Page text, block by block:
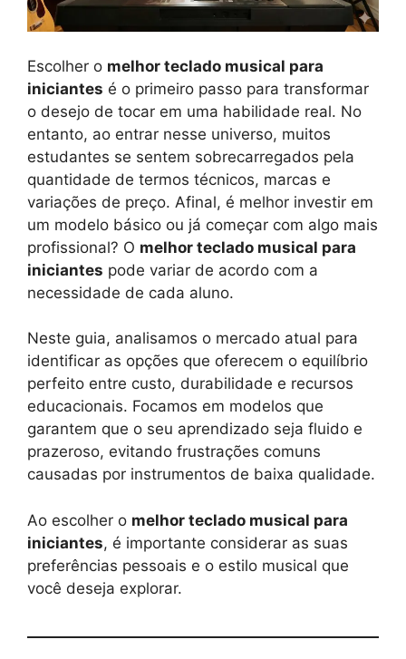
Escolher o melhor teclado musical para
iniciantes é o primeiro passo para transformar
o desejo de tocar em uma habilidade real. No
entanto, ao entrar nesse universo, muitos
estudantes se sentem sobrecarregados pela
quantidade de termos técnicos, marcas e
variações de preço. Afinal, é melhor investir em
um modelo básico ou já começar com algo mais
profissional? O melhor teclado musical para
iniciantes pode variar de acordo com a
necessidade de cada aluno.
Neste guia, analisamos o mercado atual para
identificar as opções que oferecem o equilíbrio
perfeito entre custo, durabilidade e recursos
educacionais. Focamos em modelos que
garantem que o seu aprendizado seja fluido e
prazeroso, evitando frustrações comuns
causadas por instrumentos de baixa qualidade.
Ao escolher o melhor teclado musical para
iniciantes, é importante considerar as suas
preferências pessoais e o estilo musical que
você deseja explorar.